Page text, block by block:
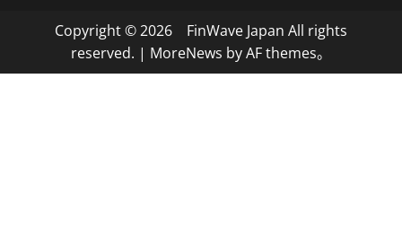
Copyright © 2026 FinWave Japan All rights
reserved. | MoreNews by AF themes。